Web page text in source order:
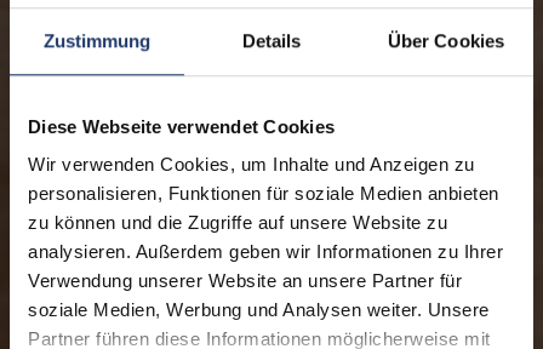
Zustimmung Details Über Cookies
Diese Webseite verwendet Cookies
Wir verwenden Cookies, um Inhalte und Anzeigen zu
personalisieren, Funktionen für soziale Medien anbieten
zu können und die Zugriffe auf unsere Website zu
analysieren. Außerdem geben wir Informationen zu Ihrer
Verwendung unserer Website an unsere Partner für
soziale Medien, Werbung und Analysen weiter. Unsere
Partner führen diese Informationen möglicherweise mit